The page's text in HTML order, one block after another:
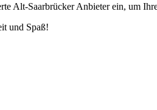
Alt-Saarbrücker Anbieter ein, um
und Spaß!